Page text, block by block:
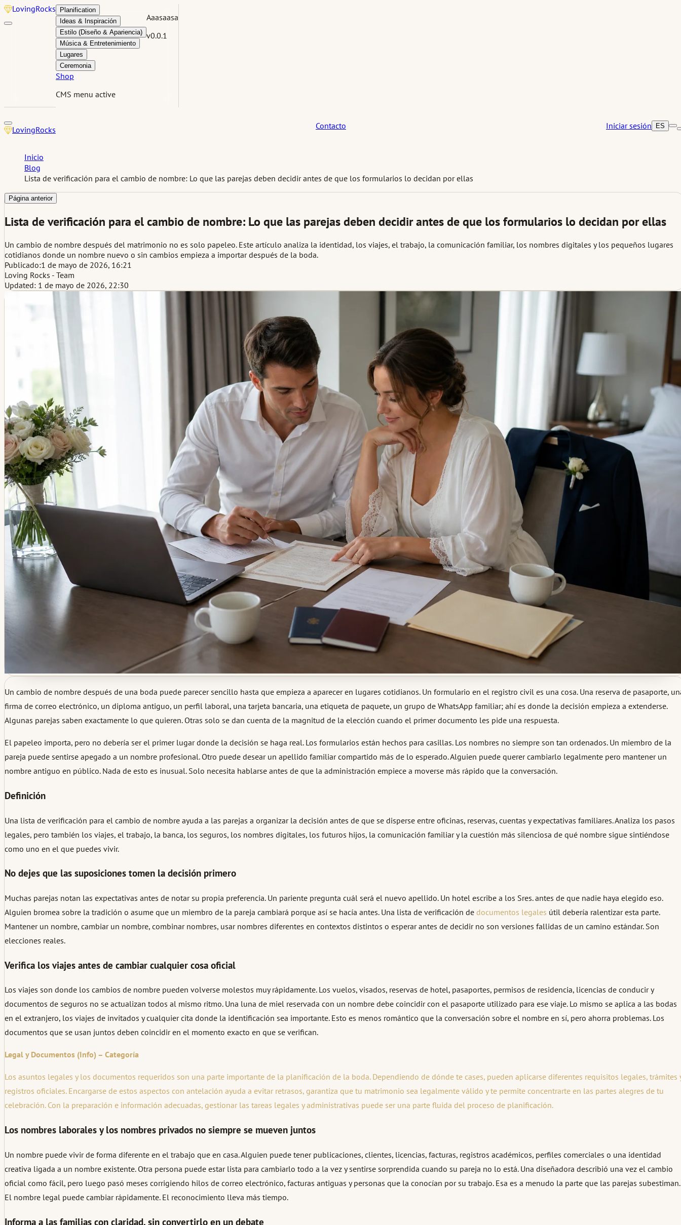
LovingRocks
Planification
Ideas & Inspiración
Estilo (Diseño & Apariencia)
Música & Entretenimiento
Lugares
Ceremonia
Shop
CMS menu active
Aaasaasa
v0.0.1
LovingRocks Contacto Iniciar sesión ES
Inicio
Blog
Lista de verificación para el cambio de nombre: Lo que las parejas deben decidir antes de que los formularios lo decidan por ellas
Página anterior
Lista de verificación para el cambio de nombre: Lo que las parejas deben decidir antes de que los formularios lo decidan por ellas
Un cambio de nombre después del matrimonio no es solo papeleo. Este artículo analiza la identidad, los viajes, el trabajo, la comunicación familiar, los nombres digitales y los pequeños lugares
cotidianos donde un nombre nuevo o sin cambios empieza a importar después de la boda.
Publicado:1 de mayo de 2026, 16:21
Loving Rocks - Team
Updated: 1 de mayo de 2026, 22:30
Un cambio de nombre después de una boda puede parecer sencillo hasta que empieza a aparecer en lugares cotidianos. Un formulario en el registro civil es una cosa. Una reserva de pasaporte,
firma de correo electrónico, un diploma antiguo, un perfil laboral, una tarjeta bancaria, una etiqueta de paquete, un grupo de WhatsApp familiar; ahí es donde la decisión empieza a extenderse.
Algunas parejas saben exactamente lo que quieren. Otras solo se dan cuenta de la magnitud de la elección cuando el primer documento les pide una respuesta.
El papeleo importa, pero no debería ser el primer lugar donde la decisión se haga real. Los formularios están hechos para casillas. Los nombres no siempre son tan ordenados. Un miembro de la
pareja puede sentirse apegado a un nombre profesional. Otro puede desear un apellido familiar compartido más de lo esperado. Alguien puede querer cambiarlo legalmente pero mantener un
nombre antiguo en público. Nada de esto es inusual. Solo necesita hablarse antes de que la administración empiece a moverse más rápido que la conversación.
Definición
Una lista de verificación para el cambio de nombre ayuda a las parejas a organizar la decisión antes de que se disperse entre oficinas, reservas, cuentas y expectativas familiares. Analiza los pasos
legales, pero también los viajes, el trabajo, la banca, los seguros, los nombres digitales, los futuros hijos, la comunicación familiar y la cuestión más silenciosa de qué nombre sigue sintiéndose
como uno en el que puedes vivir.
No dejes que las suposiciones tomen la decisión primero
Muchas parejas notan las expectativas antes de notar su propia preferencia. Un pariente pregunta cuál será el nuevo apellido. Un hotel escribe a los Sres. antes de que nadie haya elegido eso.
Alguien bromea sobre la tradición o asume que un miembro de la pareja cambiará porque así se hacía antes. Una lista de verificación de documentos legales útil debería ralentizar esta parte.
Mantener un nombre, cambiar un nombre, combinar nombres, usar nombres diferentes en contextos distintos o esperar antes de decidir no son versiones fallidas de un camino estándar. Son
elecciones reales.
Verifica los viajes antes de cambiar cualquier cosa oficial
Los viajes son donde los cambios de nombre pueden volverse molestos muy rápidamente. Los vuelos, visados, reservas de hotel, pasaportes, permisos de residencia, licencias de conducir y
documentos de seguros no se actualizan todos al mismo ritmo. Una luna de miel reservada con un nombre debe coincidir con el pasaporte utilizado para ese viaje. Lo mismo se aplica a las bodas
en el extranjero, los viajes de invitados y cualquier cita donde la identificación sea importante. Esto es menos romántico que la conversación sobre el nombre en sí, pero ahorra problemas. Los
documentos que se usan juntos deben coincidir en el momento exacto en que se verifican.
Legal y Documentos (Info) – Categoría
Los asuntos legales y los documentos requeridos son una parte importante de la planificación de la boda. Dependiendo de dónde te cases, pueden aplicarse diferentes requisitos legales, trámites
registros oficiales. Encargarse de estos aspectos con antelación ayuda a evitar retrasos, garantiza que tu matrimonio sea legalmente válido y te permite concentrarte en las partes alegres de tu
celebración. Con la preparación e información adecuadas, gestionar las tareas legales y administrativas puede ser una parte fluida del proceso de planificación.
Los nombres laborales y los nombres privados no siempre se mueven juntos
Un nombre puede vivir de forma diferente en el trabajo que en casa. Alguien puede tener publicaciones, clientes, licencias, facturas, registros académicos, perfiles comerciales o una identidad
creativa ligada a un nombre existente. Otra persona puede estar lista para cambiarlo todo a la vez y sentirse sorprendida cuando su pareja no lo está. Una diseñadora describió una vez el cambio
oficial como fácil, pero luego pasó meses corrigiendo hilos de correo electrónico, facturas antiguas y personas que la conocían por su trabajo. Esa es a menudo la parte que las parejas subestiman.
El nombre legal puede cambiar rápidamente. El reconocimiento lleva más tiempo.
Informa a las familias con claridad, sin convertirlo en un debate